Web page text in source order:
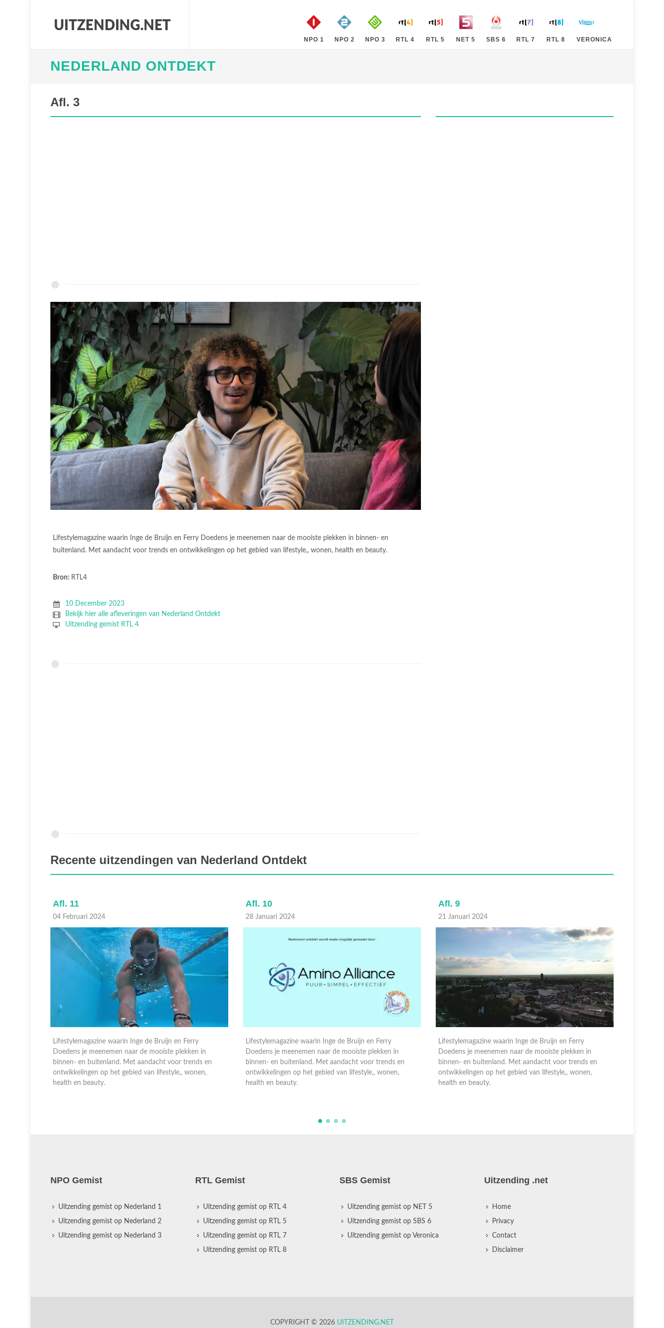
NPO 1 NPO 2 NPO 3 RTL 4 RTL 5 NET 5 SBS 6 RTL 7 RTL 8 VERONICA
NEDERLAND ONTDEKT
Afl. 3
Lifestylemagazine waarin Inge de Bruijn en Ferry Doedens je meenemen naar de mooiste plekken in binnen- en
buitenland. Met aandacht voor trends en ontwikkelingen op het gebied van lifestyle,, wonen, health en beauty.
Bron: RTL4
10 December 2023
Bekijk hier alle afleveringen van Nederland Ontdekt
Uitzending gemist RTL 4
Recente uitzendingen van Nederland Ontdekt
Afl. 10
28 Januari 2024
Lifestylemagazine waarin Inge de Bruijn en Ferry
Doedens je meenemen naar de mooiste plekken in
binnen- en buitenland. Met aandacht voor trends en
ontwikkelingen op het gebied van lifestyle,, wonen,
health en beauty.
Afl. 9
21 Januari 2024
Lifestylemagazine waarin Inge de Bruijn en Ferry
Doedens je meenemen naar de mooiste plekken in
binnen- en buitenland. Met aandacht voor trends en
ontwikkelingen op het gebied van lifestyle,, wonen,
health en beauty.
Afl. 8
14 Januari 2024
Lifestylemagazine waarin Inge de Bruijn en Ferry
Doedens je meenemen naar de mooiste plekken in
binnen- en buitenland. Met aandacht voor trends en
ontwikkelingen op het gebied van lifestyle,, wonen,
NPO Gemist
Uitzending gemist op Nederland 1
Uitzending gemist op Nederland 2
Uitzending gemist op Nederland 3
RTL Gemist
Uitzending gemist op RTL 4
Uitzending gemist op RTL 5
Uitzending gemist op RTL 7
Uitzending gemist op RTL 8
SBS Gemist
Uitzending gemist op NET 5
Uitzending gemist op SBS 6
Uitzending gemist op Veronica
Uitzending .net
Home
Privacy
Contact
Disclaimer
COPYRIGHT © 2026 UITZENDING.NET